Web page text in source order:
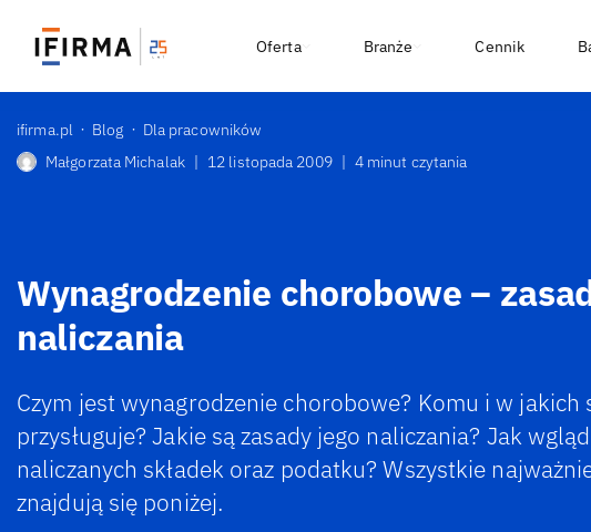
Oferta Branże Cennik
ifirma.pl Blog
Dla pracowników
Małgorzata Michalak | 12 listopada 2009 | 4 minut czytania
Wynagrodzenie chorobowe –
naliczania
Czym jest wynagrodzenie chorobowe? Komu i w jakich
przysługuje? Jakie są zasady jego naliczania? Jak
naliczanych składek oraz podatku? Wszystkie
znajdują się poniżej.